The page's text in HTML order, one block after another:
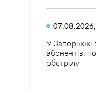
У Запоріжжі
абонентів,
обстрілу